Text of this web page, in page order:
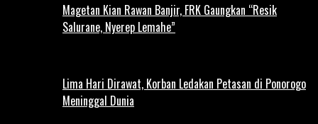
Magetan Kian Rawan Banjir, FRK Gaungkan “Resik
Salurane, Nyerep Lemahe”
Lima Hari Dirawat, Korban Ledakan Petasan di Ponorogo
Meninggal Dunia